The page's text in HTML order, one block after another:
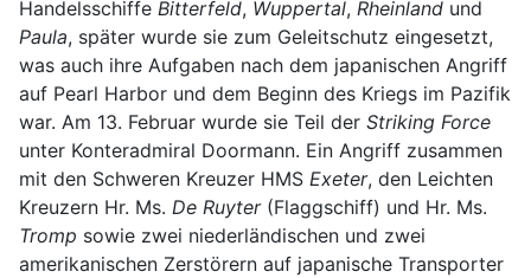
Handelsschiffe Bitterfeld, Wuppertal, Rheinland und
Paula, später wurde sie zum Geleitschutz eingesetzt,
was auch ihre Aufgaben nach dem japanischen Angriff
auf Pearl Harbor und dem Beginn des Kriegs im Pazifik
war. Am 13. Februar wurde sie Teil der Striking Force
unter Konteradmiral Doormann. Ein Angriff zusammen
mit den Schweren Kreuzer HMS Exeter, den Leichten
Kreuzern Hr. Ms. De Ruyter(Flaggschiff) und Hr. Ms.
Tromp sowie zwei niederländischen und zwei
amerikanischen Zerstörern auf japanische Transporter